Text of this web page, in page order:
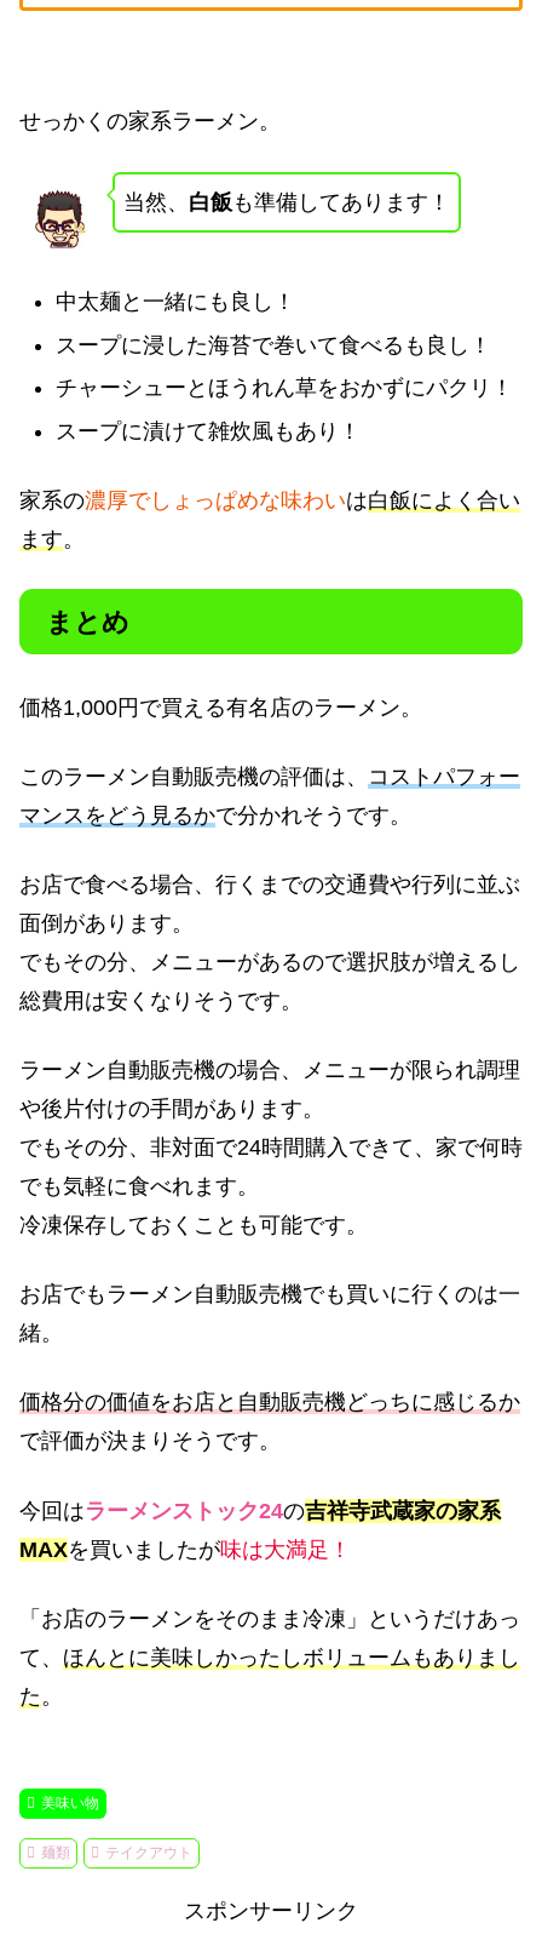
せっかくの家系ラーメン。
当然、 白飯 も準備してあります！
中太麺と一緒にも良し！
スープに浸した海苔で巻いて食べるも良し！
チャーシューとほうれん草をおかずにパクリ！
スープに漬けて雑炊風もあり！
家系の濃厚でしょっぱめな味わいは白飯によく合い
ます。
まとめ
価格1,000円で買える有名店のラーメン。
このラーメン自動販売機の評価は、 コストパフォー
マンスをどう見るかで分かれそうです。
お店で食べる場合、行くまでの交通費や行列に並ぶ
面倒があります。
でもその分、メニューがあるので選択肢が増えるし
総費用は安くなりそうです。
ラーメン自動販売機の場合、メニューが限られ調理
や後片付けの手間があります。
でもその分、非対面で24時間購入できて、家で何時
でも気軽に食べれます。
冷凍保存しておくことも可能です。
お店でもラーメン自動販売機でも買いに行くのは一
緒。
価格分の価値をお店と自動販売機どっちに感じるか
で評価が決まりそうです。
今回はラーメンストック24の吉祥寺武蔵家の家系
MAXを買いましたが味は大満足！
「お店のラーメンをそのまま冷凍」というだけあっ
て、 ほんとに美味しかったしボリュームもありまし
た 。
美味い物
麺類 テイクアウト
スポンサーリンク